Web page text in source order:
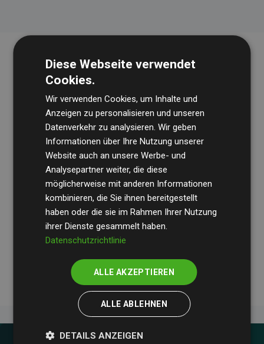
Die Wirtschaftsprüfungsgesellschaft BDOüberprüft
regelmäßig unsere Berechnungen und Methodik, um
Transparenz und Verlässlichkeit sicherzustellen.
Ihre Prüfungen belegen, dass unsere Investitionen in
Klimaschutzprojekte im Durchschnitt200 % der
geschätzten CO₂-Emissionender teilnehmenden
Websites kompensieren – ein klarer Nachweis für die
messbare Klimawirkung unseres Ansatzes.
Diese Webseite verwendet
Cookies.
Wir verwenden Cookies, um Inhalte und
Anzeigen zu personalisieren und unseren
Datenverkehr zu analysieren. Wir geben
Informationen über Ihre Nutzung unserer
Website auch an unsere Werbe- und
Analysepartner weiter, die diese
möglicherweise mit anderen Informationen
kombinieren, die Sie ihnen bereitgestellt
haben oder die sie im Rahmen Ihrer Nutzung
ihrer Dienste gesammelt haben.
Datenschutzrichtlinie
ALLE AKZEPTIEREN
ALLE ABLEHNEN
DETAILS ANZEIGEN